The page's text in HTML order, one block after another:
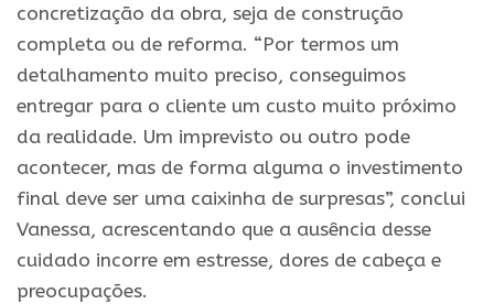
concretização da obra, seja de construção
completa ou de reforma. “Por termos um
detalhamento muito preciso, conseguimos
entregar para o cliente um custo muito próximo
da realidade. Um imprevisto ou outro pode
acontecer, mas de forma alguma o investimento
final deve ser uma caixinha de surpresas”, conclui
Vanessa, acrescentando que a ausência desse
cuidado incorre em estresse, dores de cabeça e
preocupações.